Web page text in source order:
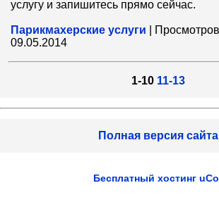
услугу и запишитесь прямо сейчас.
Парикмахерские услуги
09.05.2014
1-10 11-13
Полная версия сайта
Бесплатный хостинг